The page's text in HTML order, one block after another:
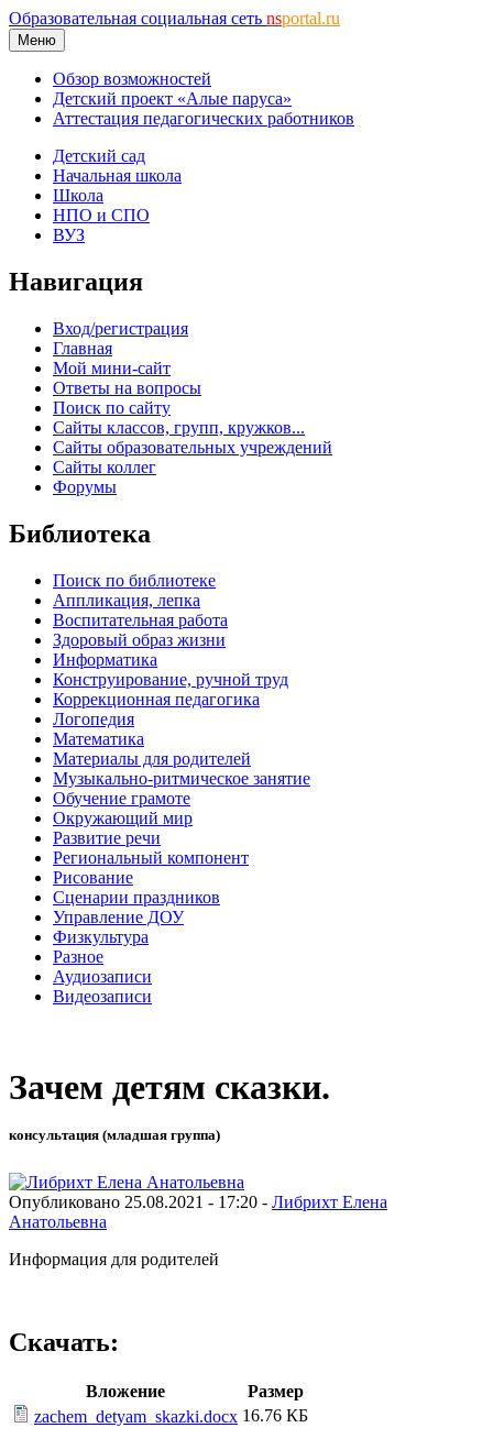
Образовательная социальная сеть nsportal.ru
Меню
Обзор возможностей
Детский проект «Алые паруса»
Аттестация педагогических работников
Детский сад
Начальная школа
Школа
НПО и СПО
ВУЗ
Навигация
Вход/регистрация
Главная
Мой мини-сайт
Ответы на вопросы
Поиск по сайту
Сайты классов, групп, кружков...
Сайты образовательных учреждений
Сайты коллег
Форумы
Библиотека
Поиск по библиотеке
Аппликация, лепка
Воспитательная работа
Здоровый образ жизни
Информатика
Конструирование, ручной труд
Коррекционная педагогика
Логопедия
Математика
Материалы для родителей
Музыкально-ритмическое занятие
Обучение грамоте
Окружающий мир
Развитие речи
Региональный компонент
Рисование
Сценарии праздников
Управление ДОУ
Физкультура
Разное
Аудиозаписи
Видеозаписи
Зачем детям сказки.
консультация (младшая группа)
Опубликовано 25.08.2021 - 17:20 - Либрихт Елена
Анатольевна
Информация для родителей
Скачать:
Вложение
Размер
zachem_detyam_skazki.docx 16.76 КБ